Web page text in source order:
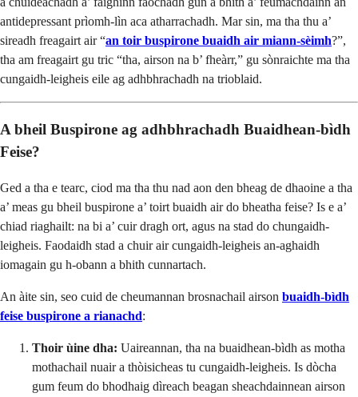
antidepressant prìomh-lìn aca atharrachadh. Mar sin, ma tha thu a’
sireadh freagairt air “an toir buspirone buaidh air miann-sèimh?”,
tha am freagairt gu tric “tha, airson na b’ fheàrr,” gu sònraichte ma tha
cungaidh-leigheis eile ag adhbhrachadh na trioblaid.
A bheil Buspirone ag adhbhrachadh Buaidhean-bìdh
Feise?
Ged a tha e tearc, ciod ma tha thu nad aon den bheag de dhaoine a tha
a’ meas gu bheil buspirone a’ toirt buaidh air do bheatha feise? Is e a’
chiad riaghailt: na bi a’ cuir dragh ort, agus na stad do chungaidh-
leigheis. Faodaidh stad a chuir air cungaidh-leigheis an-aghaidh
iomagain gu h-obann a bhith cunnartach.
An àite sin, seo cuid de cheumannan brosnachail airson buaidh-bìdh
feise buspirone a rianachd:
Thoir ùine dha: Uaireannan, tha na buaidhean-bìdh as motha
mothachail nuair a thòisicheas tu cungaidh-leigheis. Is dòcha
gum feum do bhodhaig dìreach beagan sheachdainnean airson